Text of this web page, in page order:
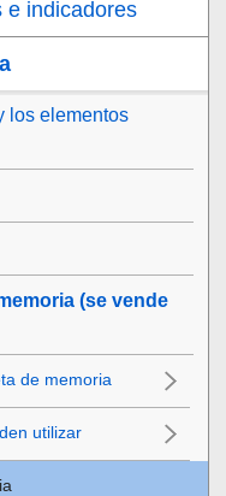
e indicadores
los elementos
(se vende
de memoria
utilizar